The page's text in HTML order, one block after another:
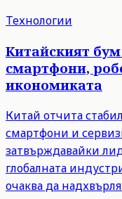
Технологии
Китайският
смартфони,
икономиката
Китай отчита
смартфони и
затвърждавайки
глобалната
очаква да